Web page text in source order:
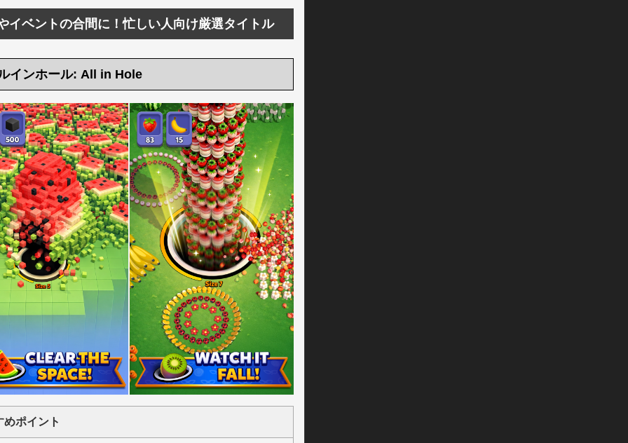
イベントの合間に！忙しい人向け厳選タイトル
インホール: All in Hole
めポイント